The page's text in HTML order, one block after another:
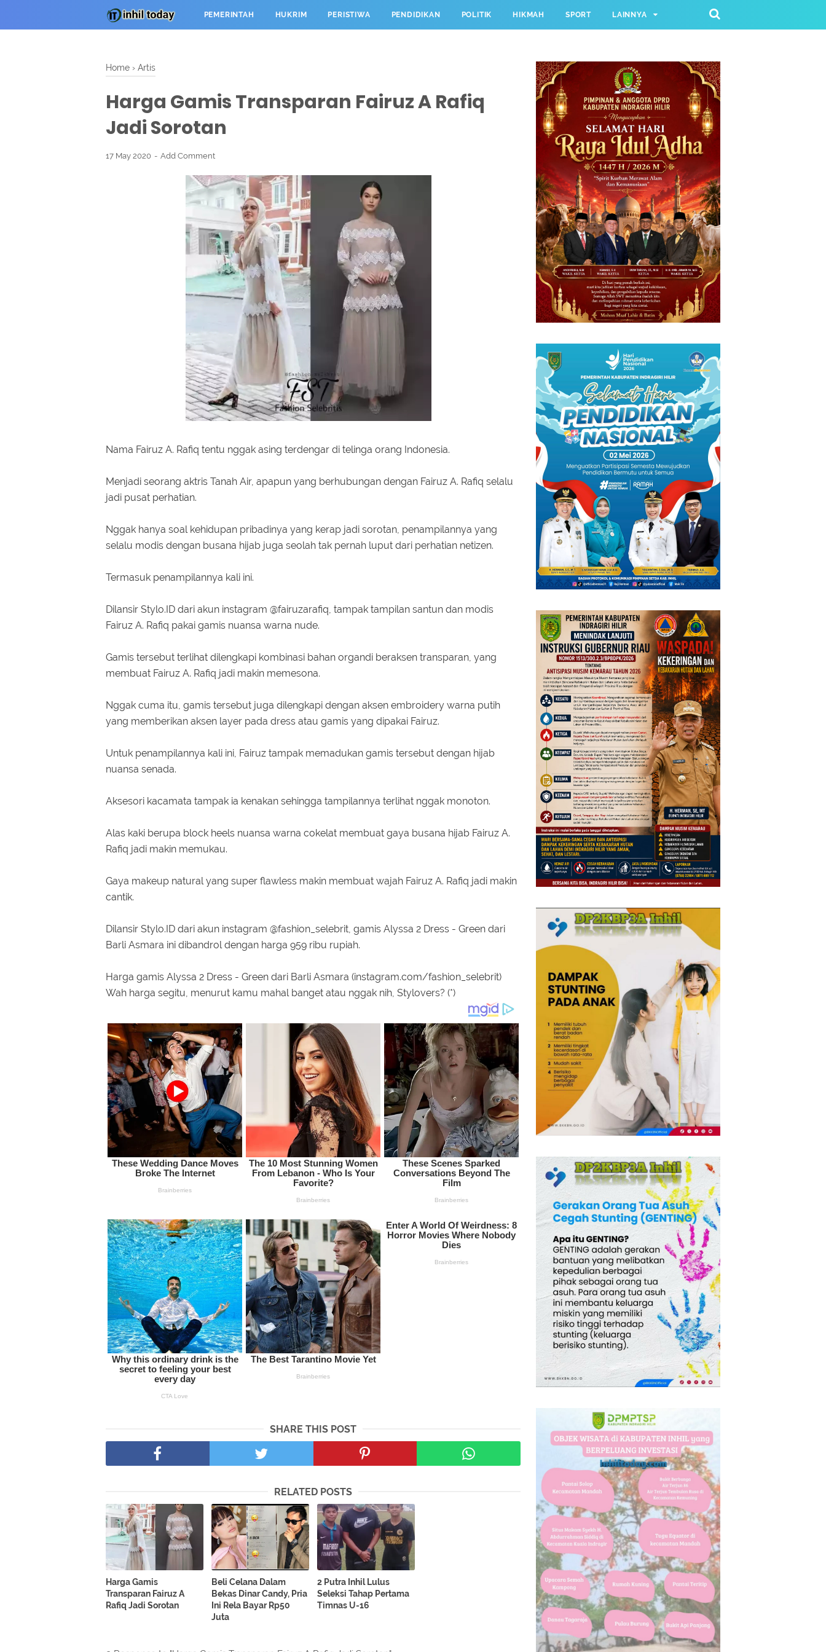
PEMERINTAH HUKRIM PERISTIWA PENDIDIKAN POLITIK HIKMAH SPORT LAINNYA
Home › Artis
Harga Gamis Transparan Fairuz A Rafiq
Jadi Sorotan
17 May 2020 Add Comment
Nama Fairuz A. Rafiq tentu nggak asing terdengar di telinga orang Indonesia.
Menjadi seorang aktris Tanah Air, apapun yang berhubungan dengan Fairuz A. Rafiq selalu
jadi pusat perhatian.
Nggak hanya soal kehidupan pribadinya yang kerap jadi sorotan, penampilannya yang
selalu modis dengan busana hijab juga seolah tak pernah luput dari perhatian netizen.
Termasuk penampilannya kali ini.
Dilansir Stylo.ID dari akun instagram @fairuzarafiq, tampak tampilan santun dan modis
Fairuz A. Rafiq pakai gamis nuansa warna nude.
Gamis tersebut terlihat dilengkapi kombinasi bahan organdi beraksen transparan, yang
membuat Fairuz A. Rafiq jadi makin memesona.
Nggak cuma itu, gamis tersebut juga dilengkapi dengan aksen embroidery warna putih
yang memberikan aksen layer pada dress atau gamis yang dipakai Fairuz.
Untuk penampilannya kali ini, Fairuz tampak memadukan gamis tersebut dengan hijab
nuansa senada.
Aksesori kacamata tampak ia kenakan sehingga tampilannya terlihat nggak monoton.
Alas kaki berupa block heels nuansa warna cokelat membuat gaya busana hijab Fairuz A.
Rafiq jadi makin memukau.
Gaya makeup natural yang super flawless makin membuat wajah Fairuz A. Rafiq jadi makin
cantik.
Dilansir Stylo.ID dari akun instagram @fashion_selebrit, gamis Alyssa 2 Dress - Green dari
Barli Asmara ini dibandrol dengan harga 959 ribu rupiah.
Harga gamis Alyssa 2 Dress - Green dari Barli Asmara (instagram.com/fashion_selebrit)
Wah harga segitu, menurut kamu mahal banget atau nggak nih, Stylovers? (*)
SHARE THIS POST
RELATED POSTS
Harga Gamis
Transparan Fairuz A
Rafiq Jadi Sorotan
Beli Celana Dalam
Bekas Dinar Candy, Pria
Ini Rela Bayar Rp50
Juta
2 Putra Inhil Lulus
Seleksi Tahap Pertama
Timnas U-16